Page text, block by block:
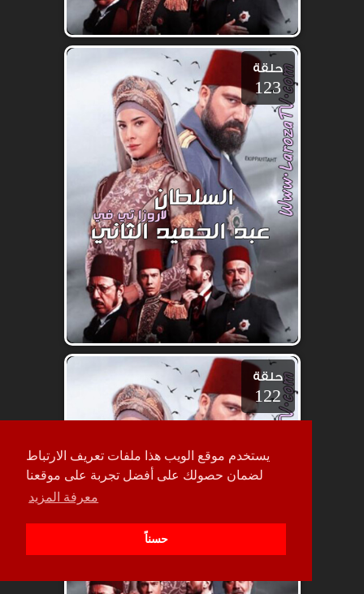
يستخدم موقع الويب هذا ملفات تعريف الارتباط
لضمان حصولك على أفضل تجربة على موقعنا
معرفة المزيد
حسناً
حلقة
123
حلقة
122